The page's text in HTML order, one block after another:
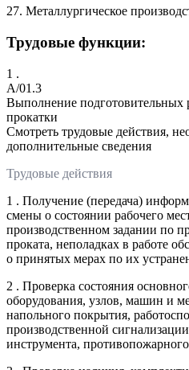
27. Металлургическое
Трудовые функции:
1 .
A/01.3
Выполнение подготовительных
прокатки
Смотреть трудовые действия,
дополнительные сведения
Трудовые действия
1 . Получение (передача)
смены о состоянии рабочего
производственном задании по
проката, неполадках в работе
о принятых мерах по их
2 . Проверка состояния
оборудования, узлов, машин и
напольного покрытия,
производственной
инструмента,